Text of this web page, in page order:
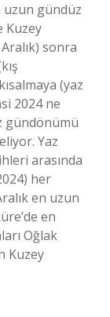
uzun gündüz
Kuzey
sonra
(yaz
2024 ne
gündönümü
Yaz
​​arasında
her
en uzun
en
Oğlak
Kuzey